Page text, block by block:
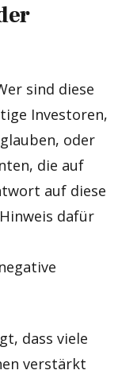
sind diese
Investoren,
oder
die auf
auf diese
dafür
dass viele
verstärkt